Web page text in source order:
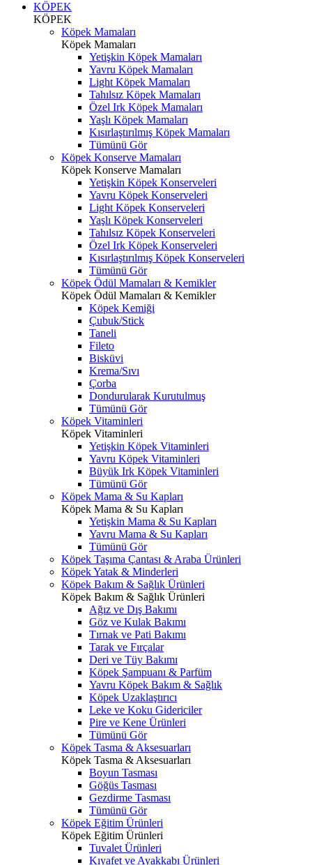
KÖPEK
KÖPEK
Köpek Mamaları
Köpek Mamaları
Yetişkin Köpek Mamaları
Yavru Köpek Mamaları
Light Köpek Mamaları
Tahılsız Köpek Mamaları
Özel Irk Köpek Mamaları
Yaşlı Köpek Mamaları
Kısırlaştırılmış Köpek Mamaları
Tümünü Gör
Köpek Konserve Mamaları
Köpek Konserve Mamaları
Yetişkin Köpek Konserveleri
Yavru Köpek Konserveleri
Light Köpek Konserveleri
Yaşlı Köpek Konserveleri
Tahılsız Köpek Konserveleri
Özel Irk Köpek Konserveleri
Kısırlaştırılmış Köpek Konserveleri
Tümünü Gör
Köpek Ödül Mamaları & Kemikler
Köpek Ödül Mamaları & Kemikler
Köpek Kemiği
Çubuk/Stick
Taneli
Fileto
Bisküvi
Krema/Sıvı
Çorba
Dondurularak Kurutulmuş
Tümünü Gör
Köpek Vitaminleri
Köpek Vitaminleri
Yetişkin Köpek Vitaminleri
Yavru Köpek Vitaminleri
Büyük Irk Köpek Vitaminleri
Tümünü Gör
Köpek Mama & Su Kapları
Köpek Mama & Su Kapları
Yetişkin Mama & Su Kapları
Yavru Mama & Su Kapları
Tümünü Gör
Köpek Taşıma Çantası & Araba Ürünleri
Köpek Yatak & Minderleri
Köpek Bakım & Sağlık Ürünleri
Köpek Bakım & Sağlık Ürünleri
Ağız ve Dış Bakımı
Göz ve Kulak Bakımı
Tırnak ve Pati Bakımı
Tarak ve Fırçalar
Deri ve Tüy Bakımı
Köpek Şampuanı & Parfüm
Yavru Köpek Bakım & Sağlık
Köpek Uzaklaştırıcı
Leke ve Koku Gidericiler
Pire ve Kene Ürünleri
Tümünü Gör
Köpek Tasma & Aksesuarları
Köpek Tasma & Aksesuarları
Boyun Tasması
Göğüs Tasması
Gezdirme Tasması
Tümünü Gör
Köpek Eğitim Ürünleri
Köpek Eğitim Ürünleri
Tuvalet Ürünleri
Kıyafet ve Ayakkabı Ürünleri